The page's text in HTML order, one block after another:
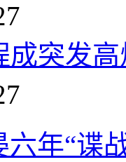
成突发
年“谍